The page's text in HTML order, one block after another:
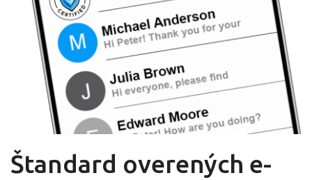
Štandard overených e-